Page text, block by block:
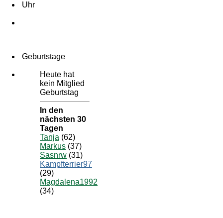
Uhr
Geburtstage
Heute hat
kein Mitglied
Geburtstag
In den
nächsten 30
Tagen
Tanja (62)
Markus (37)
Sasnrw (31)
Kampfterrier97
(29)
Magdalena1992
(34)